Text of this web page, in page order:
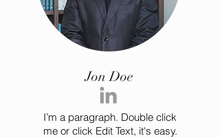
Jon Doe
I’m a paragraph. Double click
me or click Edit Text, it's easy.